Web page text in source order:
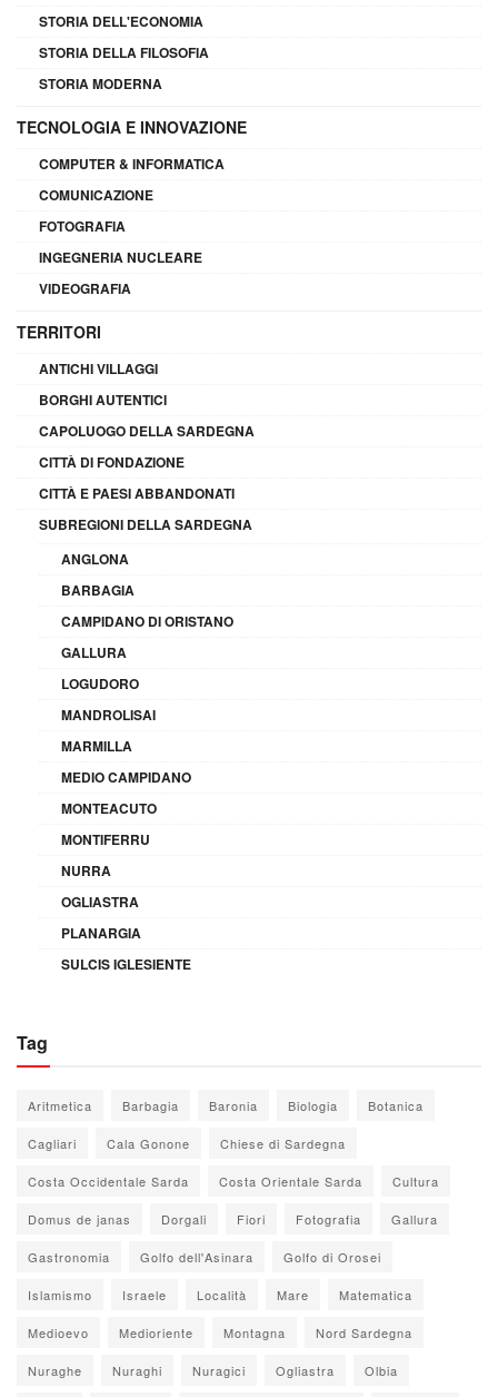
STORIA DELL'ECONOMIA
STORIA DELLA FILOSOFIA
STORIA MODERNA
TECNOLOGIA E INNOVAZIONE
COMPUTER & INFORMATICA
COMUNICAZIONE
FOTOGRAFIA
INGEGNERIA NUCLEARE
VIDEOGRAFIA
TERRITORI
ANTICHI VILLAGGI
BORGHI AUTENTICI
CAPOLUOGO DELLA SARDEGNA
CITTÀ DI FONDAZIONE
CITTÀ E PAESI ABBANDONATI
SUBREGIONI DELLA SARDEGNA
ANGLONA
BARBAGIA
CAMPIDANO DI ORISTANO
GALLURA
LOGUDORO
MANDROLISAI
MARMILLA
MEDIO CAMPIDANO
MONTEACUTO
MONTIFERRU
NURRA
OGLIASTRA
PLANARGIA
SULCIS IGLESIENTE
Tag
Aritmetica Barbagia Baronia Biologia Botanica
Cagliari Cala Gonone Chiese di Sardegna
Costa Occidentale Sarda Costa Orientale Sarda Cultura
Domus de janas Dorgali Fiori Fotografia Gallura
Gastronomia Golfo dell'Asinara Golfo di Orosei
Islamismo Israele Località Mare Matematica
Medioevo Medioriente Montagna Nord Sardegna
Nuraghe Nuraghi Nuragici Ogliastra Olbia